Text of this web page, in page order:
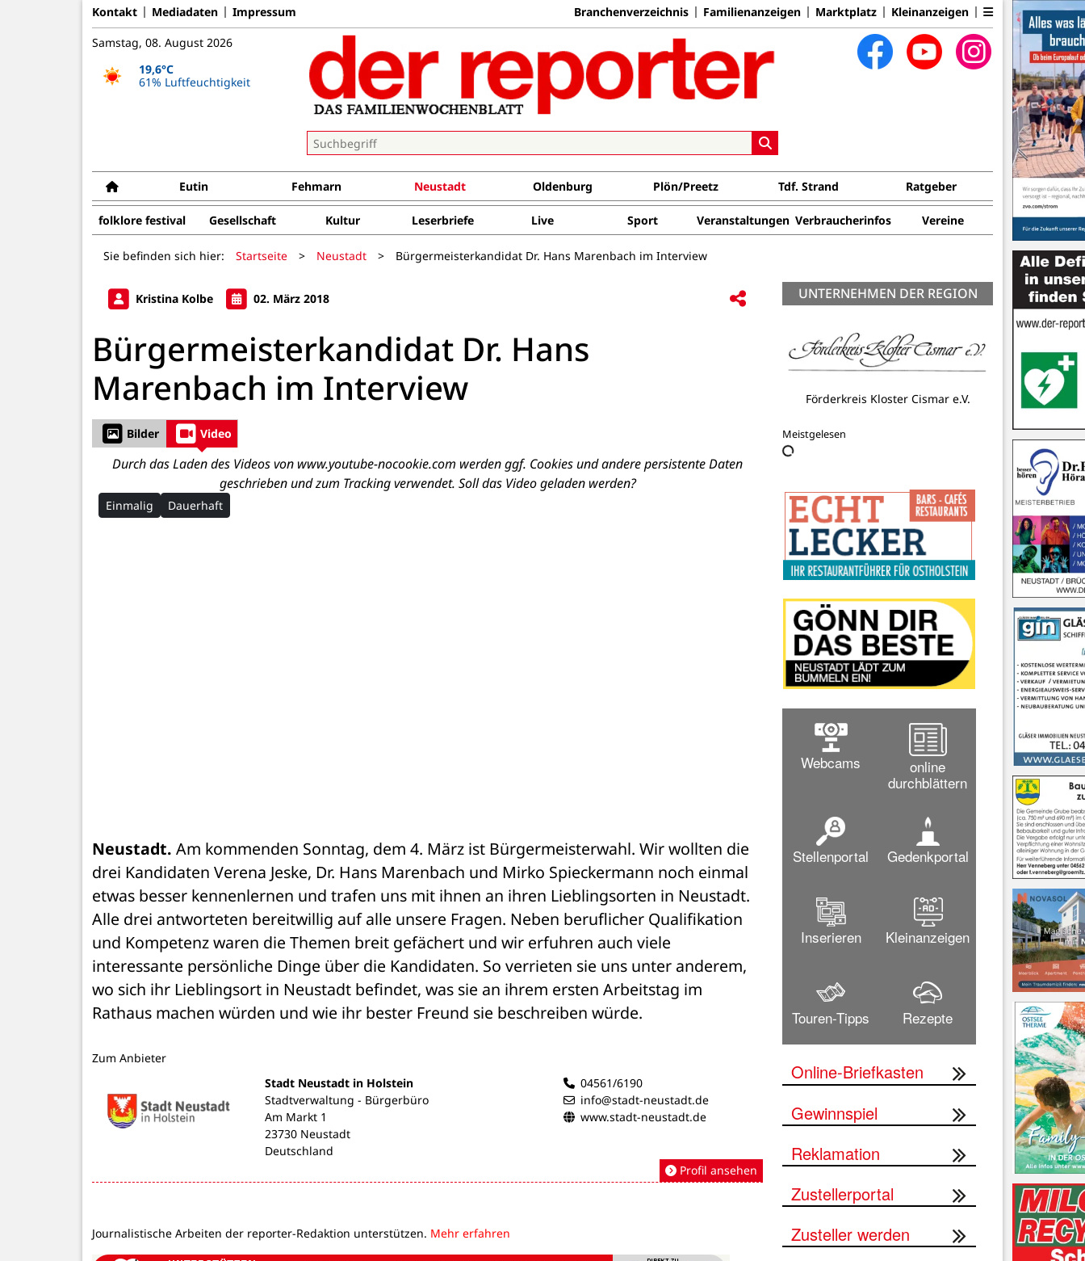
Kontakt Mediadaten Impressum Branchenverzeichnis Familienanzeigen Marktplatz Kleinanzeigen
Samstag, 08. August 2026
19,6°C
61% Luftfeuchtigkeit
Eutin Fehmarn Neustadt Oldenburg Plön/Preetz Tdf. Strand Ratgeber
folklore festival Gesellschaft Kultur Leserbriefe Live Sport Veranstaltungen Verbraucherinfos Vereine
Sie befinden sich hier: Startseite > Neustadt > Bürgermeisterkandidat Dr. Hans Marenbach im Interview
Kristina Kolbe 02. März 2018
Bürgermeisterkandidat Dr. Hans
Marenbach im Interview
Bilder Video
Durch das Laden des Videos von www.youtube-nocookie.com werden ggf. Cookies und andere persistente Daten
geschrieben und zum Tracking verwendet. Soll das Video geladen werden?
Einmalig Dauerhaft
Neustadt. Am kommenden Sonntag, dem 4. März ist Bürgermeisterwahl. Wir wollten die
drei Kandidaten Verena Jeske, Dr. Hans Marenbach und Mirko Spieckermann noch einmal
etwas besser kennenlernen und trafen uns mit ihnen an ihren Lieblingsorten in Neustadt.
Alle drei antworteten bereitwillig auf alle unsere Fragen. Neben beruflicher Qualifikation
und Kompetenz waren die Themen breit gefächert und wir erfuhren auch viele
interessante persönliche Dinge über die Kandidaten. So verrieten sie uns unter anderem,
wo sich ihr Lieblingsort in Neustadt befindet, was sie an ihrem ersten Arbeitstag im
Rathaus machen würden und wie ihr bester Freund sie beschreiben würde.
Zum Anbieter
Stadt Neustadt in Holstein
Stadtverwaltung - Bürgerbüro
Am Markt 1
23730 Neustadt
Deutschland
04561/6190
info@stadt-neustadt.de
www.stadt-neustadt.de
Profil ansehen
Journalistische Arbeiten der reporter-Redaktion unterstützen. Mehr erfahren
UNTERNEHMEN DER REGION
Meistgelesen
Webcams
online
durchblättern
Stellenportal Gedenkportal
Inserieren Kleinanzeigen
Touren-Tipps Rezepte
Online-Briefkasten
Gewinnspiel
Reklamation
Zustellerportal
Zusteller werden